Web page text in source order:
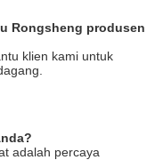
Rongsheng produsen
klien kami untuk
adalah percaya